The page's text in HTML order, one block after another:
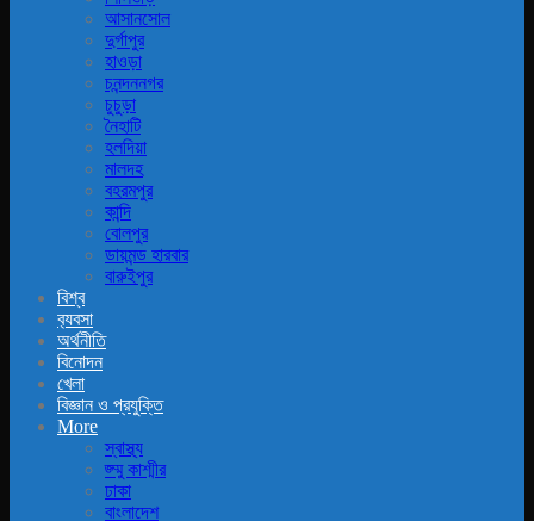
আসানসোল
দুর্গাপুর
হাওড়া
চনন্দননগর
চুচুড়া
নৈহাটি
হলদিয়া
মালদহ
বহরমপুর
কান্দি
বোলপুর
ডায়মন্ড হারবার
বারুইপুর
বিশ্ব
ব‍্যবসা
অর্থনীতি
বিনোদন
খেলা
বিজ্ঞান ও প্রযুক্তি
More
স্বাস্থ্য
জ্ম্মু কাশ্মীর
ঢাকা
বাংলাদেশ